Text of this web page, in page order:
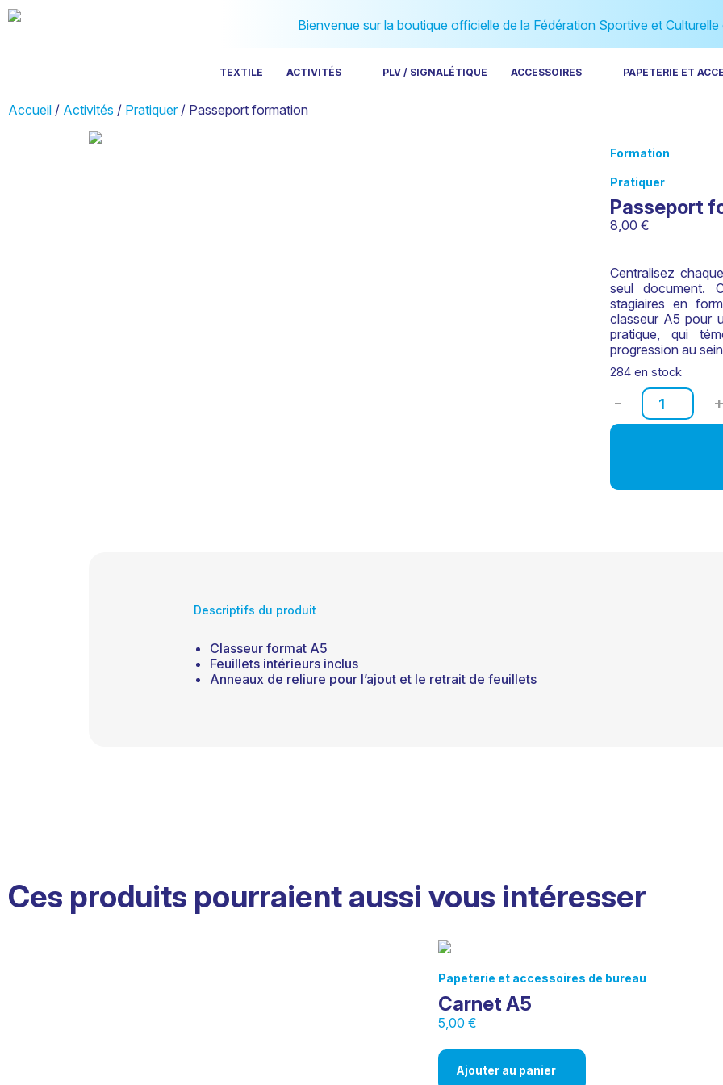
Bienvenue sur la boutique officielle de la Fédération Sportive et Culturelle
TEXTILE ACTIVITÉS PLV / SIGNALÉTIQUE ACCESSOIRES PAPETERIE ET
Accueil / Activités / Pratiquer/ Passeport formation
Formation
Pratiquer
Passeport
8,00€
Centralisez
seul document.
stagiaires en
classeur A5 pour
pratique, qui
progression au
284 en stock
quantité
de
Passeport
Descriptifs du produit
Classeur format A5
Feuillets intérieurs inclus
Anneaux de reliure pour l’ajout et le retrait de feuillets
Ces produits pourraient aussi vous intéresser
Papeterie et accessoires de bureau
Carnet A5
5,00 €
Ajouter au panier